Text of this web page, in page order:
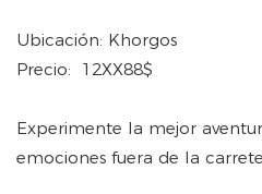
Ubicación: Khorgos
Precio: 12XX88$
Experimente la mejor
emociones fuera de la